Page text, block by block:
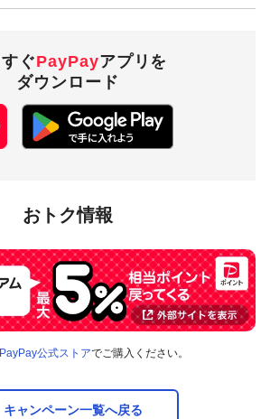
上限
3,000円相当／回
15,000円相当／期間
加盟店のうち
す。事前にアプリの「近くのお店」でもご
と払い（一括のみ）で、その他のお支払方
ぐPayPayアプリを
ダウンロード
おトク情報
PayPay公式ストアでご購入ください。
キャンペーン一覧へ戻る